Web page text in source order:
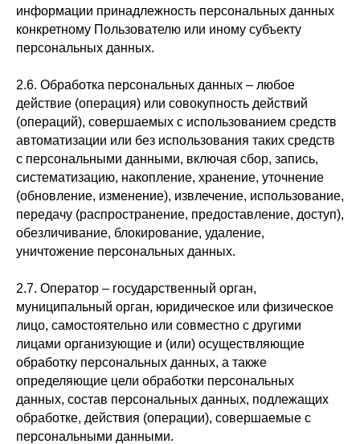
информации принадлежность персональных данных
конкретному Пользователю или иному субъекту
персональных данных.
2.6. Обработка персональных данных – любое
действие (операция) или совокупность действий
(операций), совершаемых с использованием средств
автоматизации или без использования таких средств
с персональными данными, включая сбор, запись,
систематизацию, накопление, хранение, уточнение
(обновление, изменение), извлечение, использование,
передачу (распространение, предоставление, доступ),
обезличивание, блокирование, удаление,
уничтожение персональных данных.
2.7. Оператор – государственный орган,
муниципальный орган, юридическое или физическое
лицо, самостоятельно или совместно с другими
лицами организующие и (или) осуществляющие
обработку персональных данных, а также
определяющие цели обработки персональных
данных, состав персональных данных, подлежащих
обработке, действия (операции), совершаемые с
персональными данными.